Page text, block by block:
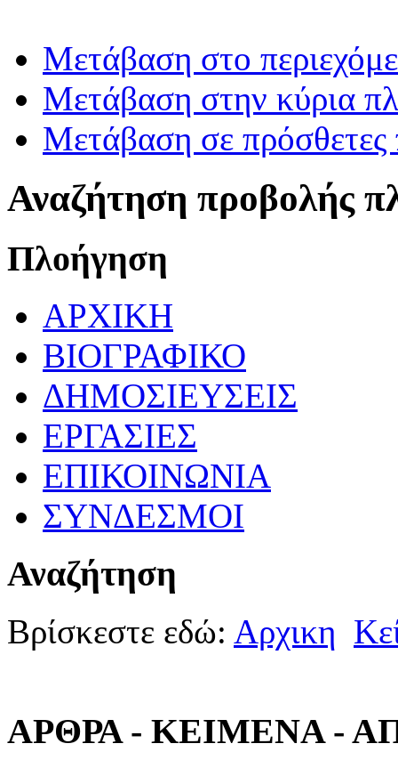
Μετάβαση στο
Μετάβαση στην κύρια
Μετάβαση σε πρόσθετες
Αναζήτηση προβολής
Πλοήγηση
ΑΡΧΙΚΗ
ΒΙΟΓΡΑΦΙΚΟ
ΔΗΜΟΣΙΕΥΣΕΙΣ
ΕΡΓΑΣΙΕΣ
ΕΠΙΚΟΙΝΩΝΙΑ
ΣΥΝΔΕΣΜΟΙ
Αναζήτηση
Βρίσκεστε εδώ: Αρχικη
ΑΡΘΡΑ - ΚΕΙΜΕΝΑ -